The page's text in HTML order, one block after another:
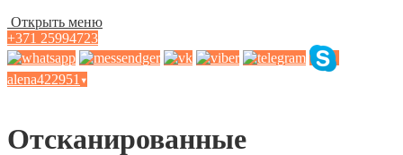
Открыть меню
+371 25994723
alena422951 ▾
Отсканированные